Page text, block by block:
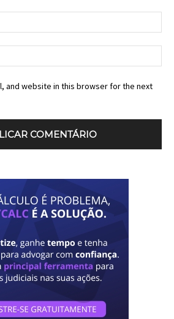
and website in this browser for the next